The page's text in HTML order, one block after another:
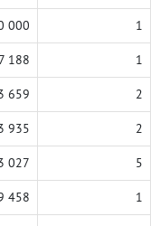
000 1
188 1
659 2
935 2
027 5
458 1